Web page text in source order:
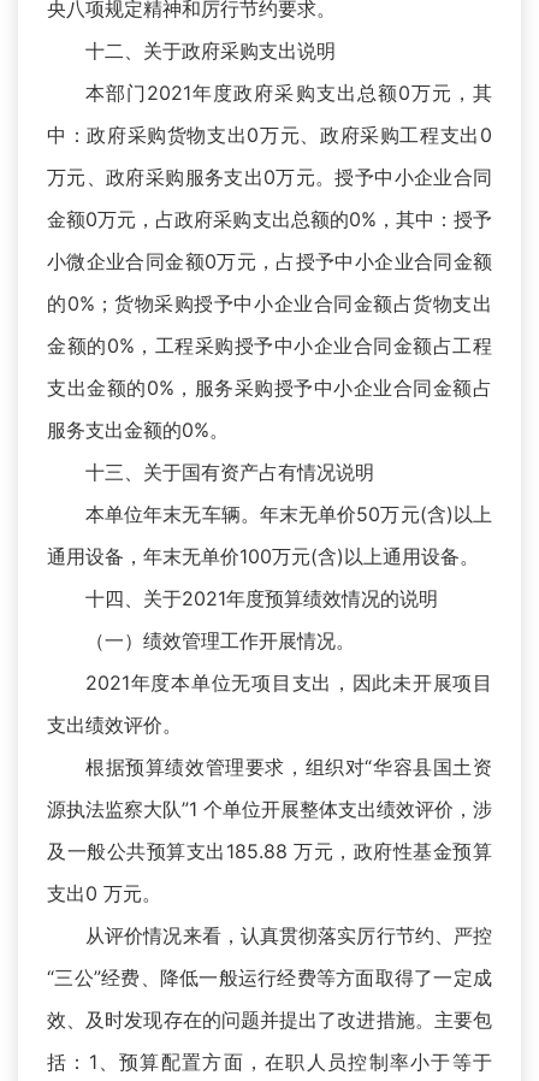
央八项规定精神和厉行节约要求。
十二、关于政府采购支出说明
本部门2021年度政府采购支出总额0万元，其
中：政府采购货物支出0万元、政府采购工程支出0
万元、政府采购服务支出0万元。授予中小企业合同
金额0万元，占政府采购支出总额的0%，其中：授予
小微企业合同金额0万元，占授予中小企业合同金额
的0%；货物采购授予中小企业合同金额占货物支出
金额的0%，工程采购授予中小企业合同金额占工程
支出金额的0%，服务采购授予中小企业合同金额占
服务支出金额的0%。
十三、关于国有资产占有情况说明
本单位年末无车辆。年末无单价50万元(含)以上
通用设备，年末无单价100万元(含)以上通用设备。
十四、关于2021年度预算绩效情况的说明
（一）绩效管理工作开展情况。
2021年度本单位无项目支出，因此未开展项目
支出绩效评价。
根据预算绩效管理要求，组织对“华容县国土资
源执法监察大队”1 个单位开展整体支出绩效评价，涉
及一般公共预算支出185.88 万元，政府性基金预算
支出0 万元。
从评价情况来看，认真贯彻落实厉行节约、严控
“三公”经费、降低一般运行经费等方面取得了一定成
效、及时发现存在的问题并提出了改进措施。主要包
括：1、预算配置方面，在职人员控制率小于等于